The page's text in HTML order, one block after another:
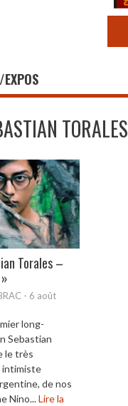
EXPOS
TORALES
Torales –
- 6 août
long-
Sebastian
le très
intimiste
de nos
Nino...Lire la